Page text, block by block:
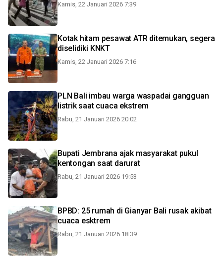
Kamis, 22 Januari 2026 7:39
Kotak hitam pesawat ATR ditemukan, segera
diselidiki KNKT
Kamis, 22 Januari 2026 7:16
PLN Bali imbau warga waspadai gangguan
listrik saat cuaca ekstrem
Rabu, 21 Januari 2026 20:02
Bupati Jembrana ajak masyarakat pukul
kentongan saat darurat
Rabu, 21 Januari 2026 19:53
BPBD: 25 rumah di Gianyar Bali rusak akibat
cuaca esktrem
Rabu, 21 Januari 2026 18:39